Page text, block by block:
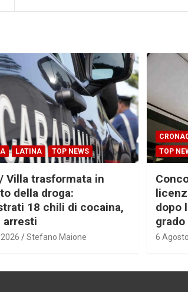
LATINA TOP NEWS
Villa trasformata in
della droga:
18 chili di cocaina,
arresti
Stefano Maione
TOP
dopo
grado
6